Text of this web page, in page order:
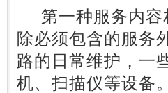
第一种服务内容
除必须包含的服务
路的日常维护，一
机、扫描仪等设备